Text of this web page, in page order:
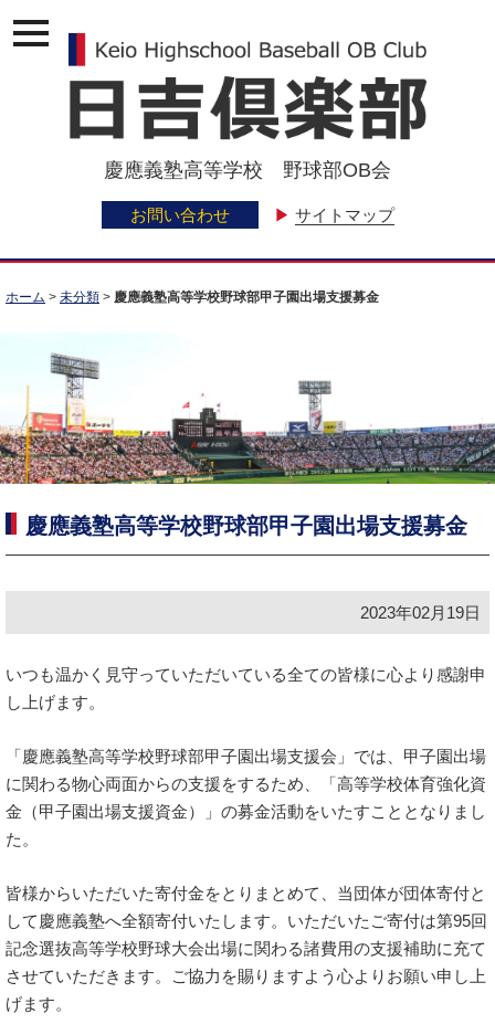
ナ
ビ
慶應義塾高等学校 野球部OB会
お問い合わせ ▶ サイトマップ
ホーム > 未分類 > 慶應義塾高等学校野球部甲子園出場支援募金
慶應義塾高等学校野球部甲子園出場支援募金
2023年02月19日
いつも温かく見守っていただいている全ての皆様に心より感謝申
し上げます。
「慶應義塾高等学校野球部甲子園出場支援会」では、甲子園出場
に関わる物心両面からの支援をするため、「高等学校体育強化資
金（甲子園出場支援資金）」の募金活動をいたすこととなりまし
た。
皆様からいただいた寄付金をとりまとめて、当団体が団体寄付と
して慶應義塾へ全額寄付いたします。いただいたご寄付は第95回
記念選抜高等学校野球大会出場に関わる諸費用の支援補助に充て
させていただきます。ご協力を賜りますよう心よりお願い申し上
げます。